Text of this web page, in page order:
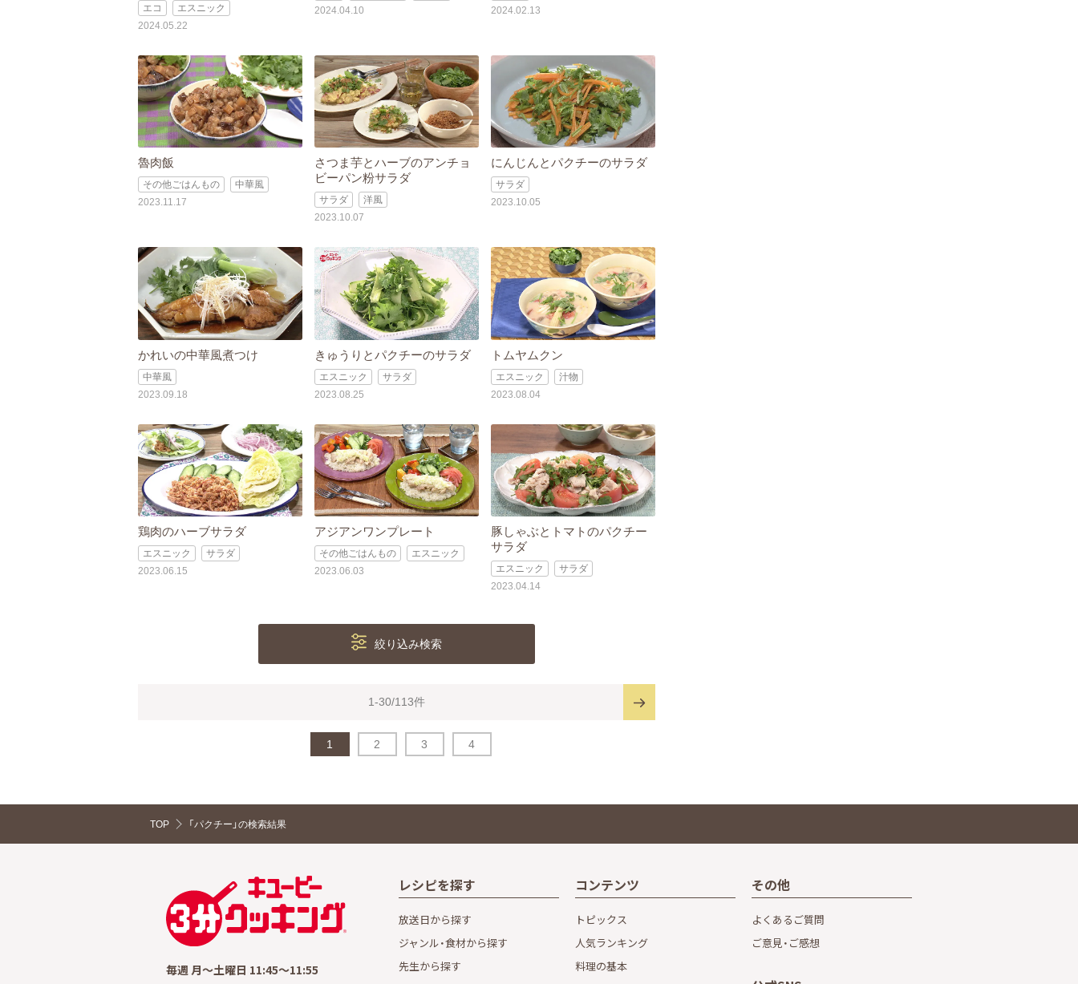
エコ
エスニック
2024.05.22
2024.04.10
2024.02.13
魯肉飯
その他ごはんもの
中華風
2023.11.17
さつま芋とハーブのアンチョ
ビーパン粉サラダ
サラダ
洋風
2023.10.07
にんじんとパクチーのサラダ
サラダ
2023.10.05
かれいの中華風煮つけ
中華風
2023.09.18
きゅうりとパクチーのサラダ
エスニック
サラダ
2023.08.25
トムヤムクン
エスニック
汁物
2023.08.04
鶏肉のハーブサラダ
エスニック
サラダ
2023.06.15
アジアンワンプレート
その他ごはんもの
エスニック
2023.06.03
豚しゃぶとトマトのパクチー
サラダ
エスニック
サラダ
2023.04.14
絞り込み検索
1-30/113件
1 2 3 4
TOP 「パクチー」の検索結果
毎週 月～土曜日 11:45～11:55
レシピを探す
放送日から探す
ジャンル・食材から探す
先生から探す
コンテンツ
トピックス
人気ランキング
料理の基本
その他
よくあるご質問
ご意見・ご感想